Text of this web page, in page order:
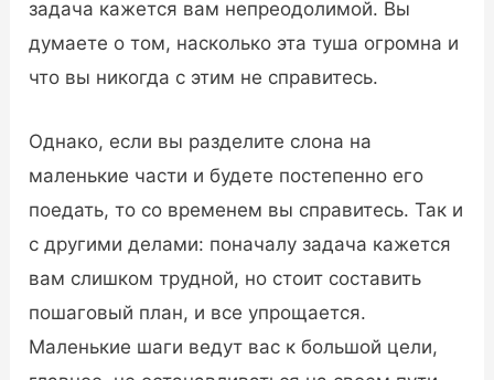
задача кажется вам непреодолимой. Вы
думаете о том, насколько эта туша огромна и
что вы никогда с этим не справитесь.
Однако, если вы разделите слона на
маленькие части и будете постепенно его
поедать, то со временем вы справитесь. Так и
с другими делами: поначалу задача кажется
вам слишком трудной, но стоит составить
пошаговый план, и все упрощается.
Маленькие шаги ведут вас к большой цели,